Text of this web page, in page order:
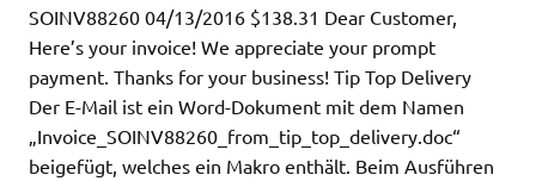
SOINV88260 04/13/2016 $138.31 Dear Customer,
Here’s your invoice! We appreciate your prompt
payment. Thanks for your business! Tip Top Delivery
Der E-Mail ist ein Word-Dokument mit dem Namen
„Invoice_SOINV88260_from_tip_top_delivery.doc“
beigefügt, welches ein Makro enthält. Beim Ausführen